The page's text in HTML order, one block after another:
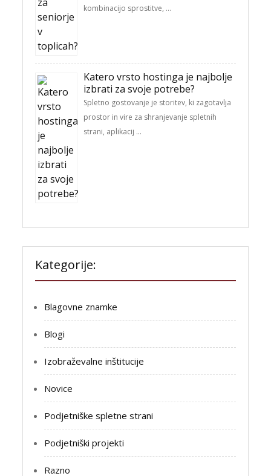
kombinacijo sprostitve, …
Katero vrsto hostinga je najbolje
izbrati za svoje potrebe?
Spletno gostovanje je storitev, ki zagotavlja
prostor in vire za shranjevanje spletnih
strani, aplikacij …
Kategorije:
Blagovne znamke
Blogi
Izobraževalne inštitucije
Novice
Podjetniške spletne strani
Podjetniški projekti
Razno